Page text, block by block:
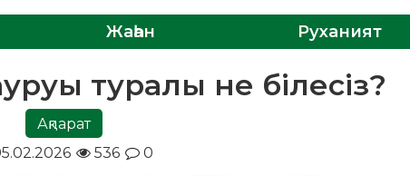
Жаһан Руханият
туралы не білесіз?
Ақпарат
536 0